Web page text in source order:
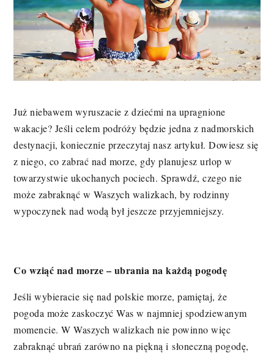
Już niebawem wyruszacie z dziećmi na upragnione
wakacje? Jeśli celem podróży będzie jedna z nadmorskich
destynacji, koniecznie przeczytaj nasz artykuł. Dowiesz się
z niego, co zabrać nad morze, gdy planujesz urlop w
towarzystwie ukochanych pociech. Sprawdź, czego nie
może zabraknąć w Waszych walizkach, by rodzinny
wypoczynek nad wodą był jeszcze przyjemniejszy.
Co wziąć nad morze – ubrania na każdą pogodę
Jeśli wybieracie się nad polskie morze, pamiętaj, że
pogoda może zaskoczyć Was w najmniej spodziewanym
momencie. W Waszych walizkach nie powinno więc
zabraknąć ubrań zarówno na piękną i słoneczną pogodę,